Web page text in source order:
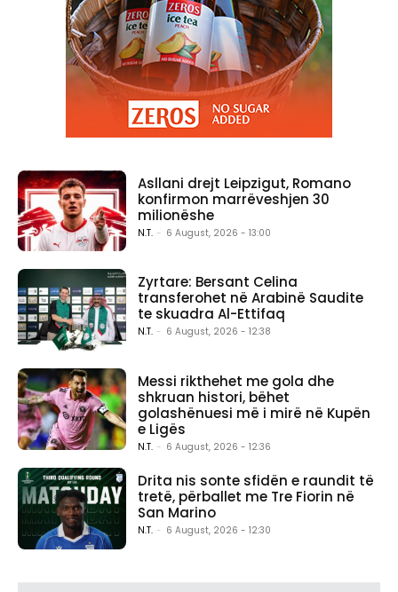
Asllani drejt Leipzigut, Romano
konfirmon marrëveshjen 30
milionëshe
N.T. - 6 August, 2026 - 13:00
Zyrtare: Bersant Celina
transferohet në Arabinë Saudite
te skuadra Al-Ettifaq
N.T. - 6 August, 2026 - 12:38
Messi rikthehet me gola dhe
shkruan histori, bëhet
golashënuesi më i mirë në Kupën
e Ligës
N.T. - 6 August, 2026 - 12:36
Drita nis sonte sfidën e raundit të
tretë, përballet me Tre Fiorin në
San Marino
N.T. - 6 August, 2026 - 12:30